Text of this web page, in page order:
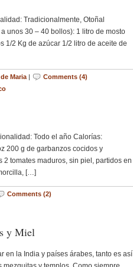
Tradicionalmente, Otoñal
unos 30 – 40 bollos): 1 litro de mosto
1/2 Kg de azúcar 1/2 litro de aceite de
Maria |
Comments (4)
Todo el año Calorías:
200 g de garbanzos cocidos y
tomates maduros, sin piel, partidos en
[…]
Comments (2)
y Miel
en la India y países árabes, tanto es así